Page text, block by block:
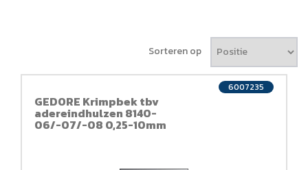
Sorteren op
GEDORE Krimpbek tbv
adereindhulzen 8140-
06/-07/-08 0,25-10mm
6007235